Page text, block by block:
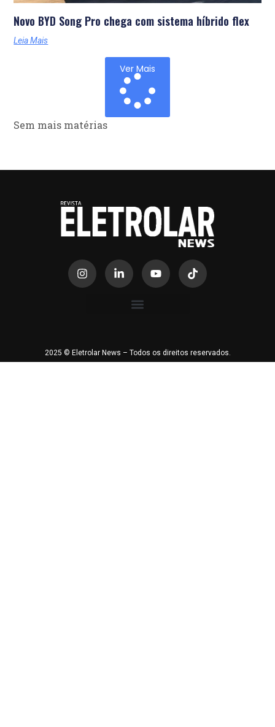
Novo BYD Song Pro chega com sistema híbrido flex
Leia Mais
Ver Mais
Sem mais matérias
2025 © Eletrolar News – Todos os direitos reservados.